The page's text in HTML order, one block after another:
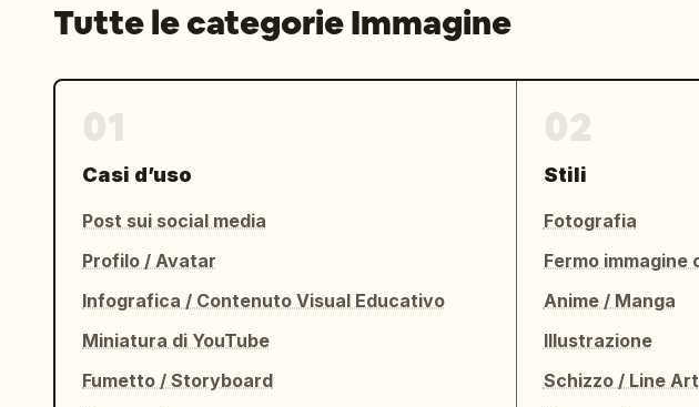
Tutte le categorie Immagine
Casi d’uso
Post sui social media
Profilo / Avatar
Infografica / Contenuto Visual Educativo
Miniatura di YouTube
Fumetto / Storyboard
Stili
Fotografia
Anime / Manga
Illustrazione
Schizzo / Line Art